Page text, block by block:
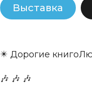
Выставка
✴️ Дорогие
🎶 🎶 🎶